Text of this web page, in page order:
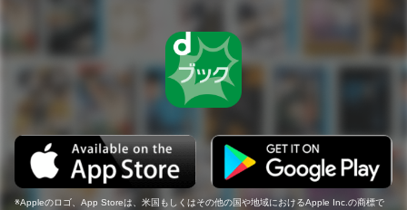
Appleのロゴ、App Storeは、米国もしくはその他の国や地域におけるApple Inc.の商標で